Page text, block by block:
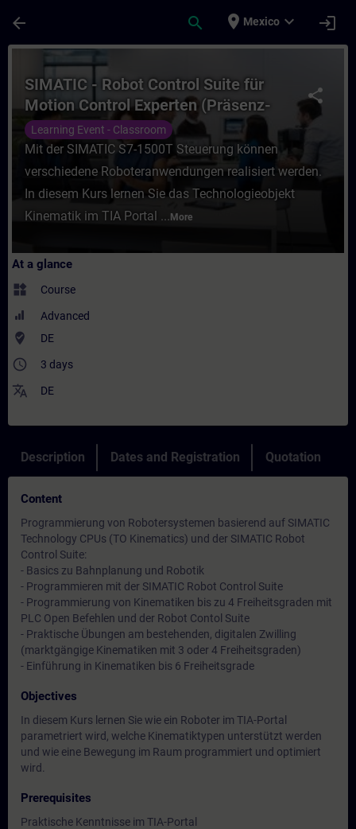
arrow_back search place Mexico expand_more login
Course - SIMATIC - Robot Control Suite
share
SIMATIC - Robot Control Suite für
Motion Control Experten (Präsenz-
Training)
Learning Event - Classroom
Mit der SIMATIC S7-1500T Steuerung können
verschiedene Roboteranwendungen realisiert werden.
In diesem Kurs lernen Sie das Technologieobjekt
Kinematik im TIA Portal ... More
At a glance
widgets Course
Advanced
where_to_vote DE
access_time 3 days
translate DE
Description Dates and Registration Quotation
Content
Programmierung von Robotersystemen basierend auf SIMATIC
Technology CPUs (TO Kinematics) und der SIMATIC Robot
Control Suite:
- Basics zu Bahnplanung und Robotik
- Programmieren mit der SIMATIC Robot Control Suite
- Programmierung von Kinematiken bis zu 4 Freiheitsgraden mit
PLC Open Befehlen und der Robot Contol Suite
- Praktische Übungen am bestehenden, digitalen Zwilling
(marktgängige Kinematiken mit 3 oder 4 Freiheitsgraden)
- Einführung in Kinematiken bis 6 Freiheitsgrade
Objectives
In diesem Kurs lernen Sie wie ein Roboter im TIA-Portal
parametriert wird, welche Kinematiktypen unterstützt werden
und wie eine Bewegung im Raum programmiert und optimiert
wird.
Prerequisites
Praktische Kenntnisse im TIA-Portal